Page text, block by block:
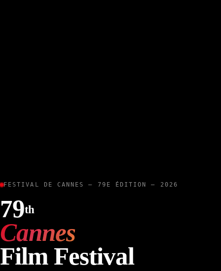
FESTIVAL DE CANNES — 79E ÉDITION — 2026
79th
Cannes
Film Festival